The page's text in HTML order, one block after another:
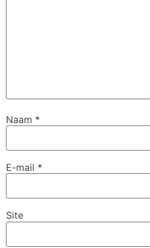
Naam *
E-mail *
Site